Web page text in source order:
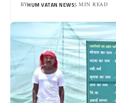
BYHUM VATAN NEWS5 MIN READ